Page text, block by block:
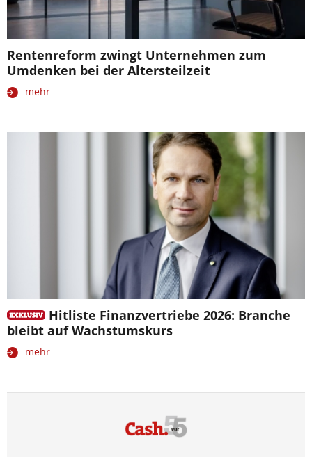
Rentenreform zwingt Unternehmen zum
Umdenken bei der Altersteilzeit
mehr
Hitliste Finanzvertriebe 2026: Branche
bleibt auf Wachstumskurs
mehr